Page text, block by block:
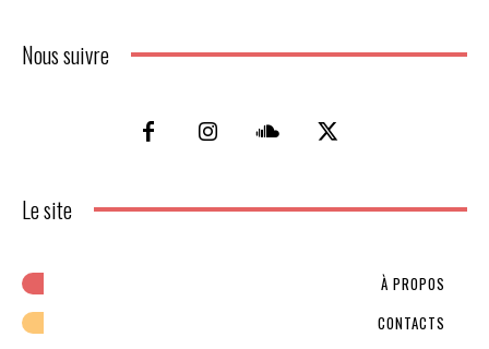
Nous suivre
Le site
À PROPOS
CONTACTS